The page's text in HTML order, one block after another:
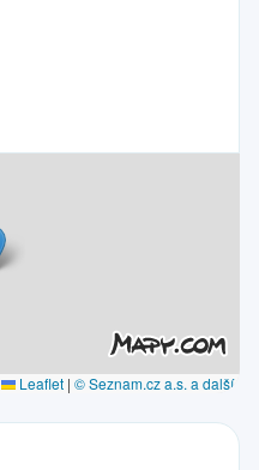
Leaflet | © Seznam.cz a.s. a další